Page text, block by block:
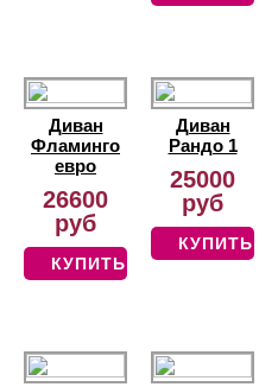
Диван
Фламинго
евро
26600
руб
КУПИТЬ
Диван
Рандо 1
25000
руб
КУПИТЬ